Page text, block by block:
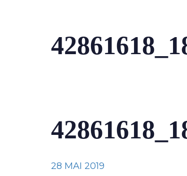
28 MAI 2019